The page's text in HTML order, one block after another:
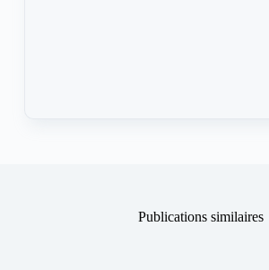
Publications similaires